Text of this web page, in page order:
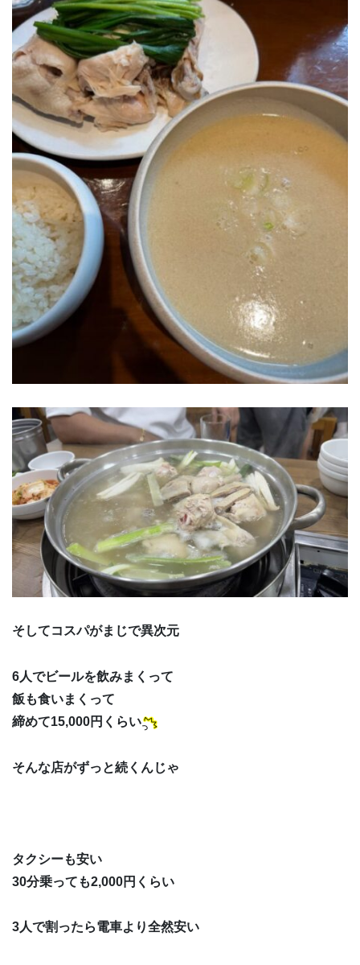
そしてコスパがまじで異次元
6人でビールを飲みまくって
飯も食いまくって
締めて15,000円くらい
そんな店がずっと続くんじゃ
タクシーも安い
30分乗っても2,000円くらい
3人で割ったら電車より全然安い